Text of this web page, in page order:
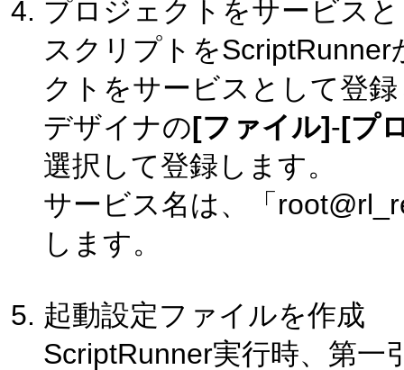
プロジェクトをサービス
スクリプトを
クトをサービスとして登
デザイナの[ファイル]-[プ
選択して登録します。
サービス名は、「
します。
起動設定ファイルを作成
ScriptRunner実行時、第一